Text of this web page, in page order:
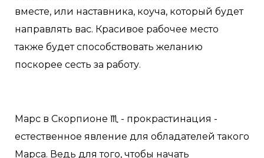
вместе, или наставника, коуча, который будет
направлять вас. Красивое рабочее место
также будет способствовать желанию
поскорее сесть за работу.
Марс в Скорпионе ♏️ - прокрастинация -
естественное явление для обладателей такого
Марса. Ведь для того, чтобы начать